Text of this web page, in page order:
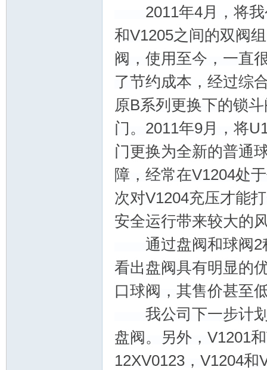
2011年4月，将我
和V1205之间的双阀
阀，使用至今，一直
了节约成本，经过综
原B系列更换下的锁
门。2011年9月，将
门更换为全新的普通
障，经常在V1204处
次对V1204充压才能
安全运行带来较大的
通过盘阀和球阀2
看出盘阀具有明显的
口球阀，其售价甚至
我公司下一步计划
盘阀。另外，V1201
12XV0123，V1204